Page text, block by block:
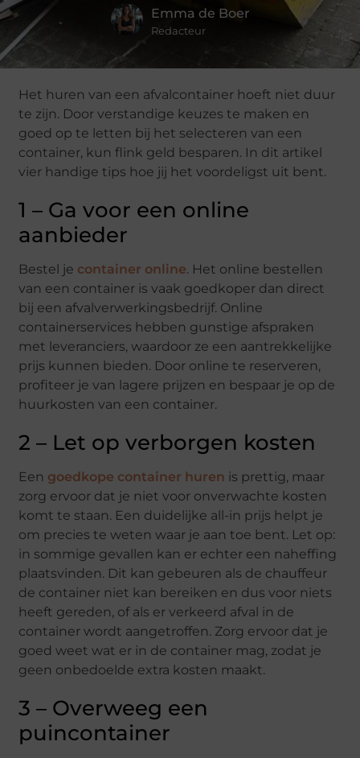
Emma de Boer
Redacteur
Het huren van een afvalcontainer hoeft niet duur
te zijn. Door verstandige keuzes te maken en
goed op te letten bij het selecteren van een
container, kun flink geld besparen. In dit artikel
vier handige tips hoe jij het voordeligst uit bent.
1 – Ga voor een online
aanbieder
Bestel je container online. Het online bestellen
van een container is vaak goedkoper dan direct
bij een afvalverwerkingsbedrijf. Online
containerservices hebben gunstige afspraken
met leveranciers, waardoor ze een aantrekkelijke
prijs kunnen bieden. Door online te reserveren,
profiteer je van lagere prijzen en bespaar je op de
huurkosten van een container.
2 – Let op verborgen kosten
Een goedkope container huren is prettig, maar
zorg ervoor dat je niet voor onverwachte kosten
komt te staan. Een duidelijke all-in prijs helpt je
om precies te weten waar je aan toe bent. Let op:
in sommige gevallen kan er echter een naheffing
plaatsvinden. Dit kan gebeuren als de chauffeur
de container niet kan bereiken en dus voor niets
heeft gereden, of als er verkeerd afval in de
container wordt aangetroffen. Zorg ervoor dat je
goed weet wat er in de container mag, zodat je
geen onbedoelde extra kosten maakt.
3 – Overweeg een
puincontainer